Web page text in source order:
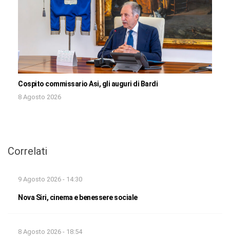
Cospito commissario Asi, gli auguri di Bardi
8 Agosto 2026
Correlati
9 Agosto 2026 - 14:30
Nova Siri, cinema e benessere sociale
8 Agosto 2026 - 18:54